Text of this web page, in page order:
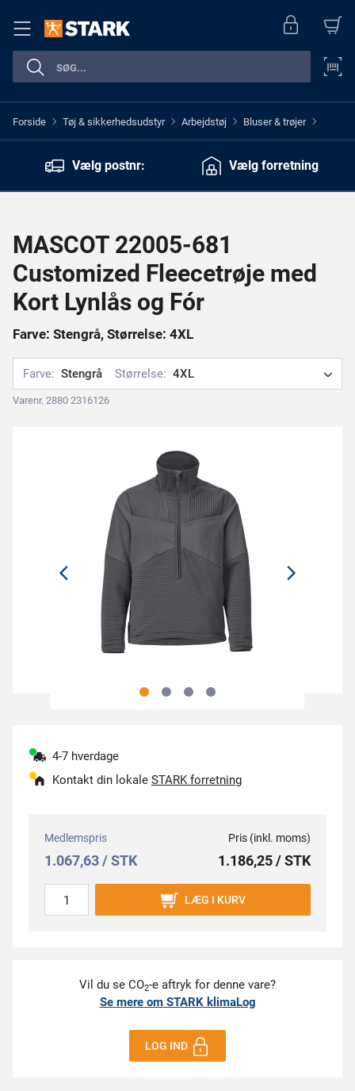
Forside > Tøj & sikkerhedsudstyr > Arbejdstøj > Bluser & trøjer >
Vælg postnr: Vælg forretning
MASCOT 22005-681
Customized Fleecetrøje med
Kort Lynlås og Fór
Farve: Stengrå, Størrelse: 4XL
Farve: Stengrå Størrelse: 4XL
Varenr. 2880 2316126
4-7 hverdage
Kontakt din lokale STARK forretning
Medlemspris
1.067,63 / STK
Pris (inkl. moms)
1.186,25 / STK
LÆG I KURV
Vil du se CO2-e aftryk for denne vare?
Se mere om STARK klimaLog
LOG IND